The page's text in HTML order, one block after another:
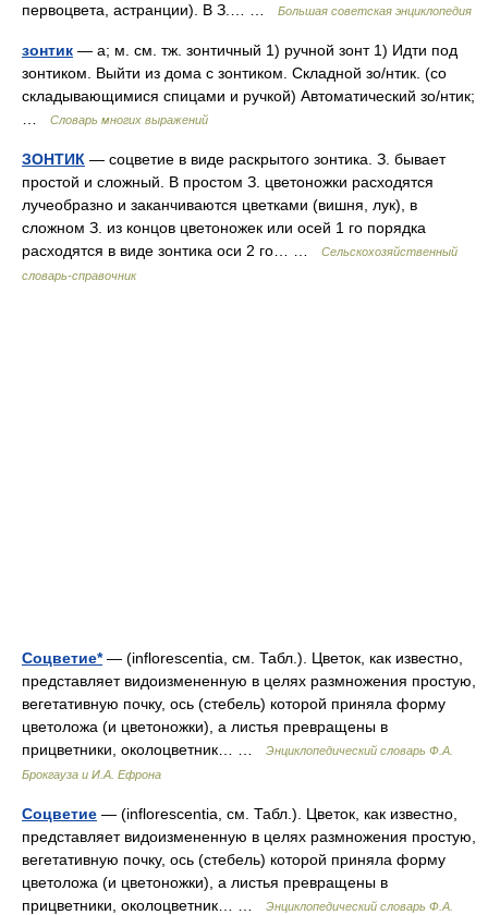
первоцвета, астранции). В З.… …
Большая советская энциклопедия
зонтик — а; м. см. тж. зонтичный 1) ручной зонт 1) Идти под
зонтиком. Выйти из дома с зонтиком. Складной зо/нтик. (со
складывающимися спицами и ручкой) Автоматический зо/нтик;
Словарь многих выражений
ЗОНТИК — соцветие в виде раскрытого зонтика. З. бывает
простой и сложный. В простом З. цветоножки расходятся
лучеобразно и заканчиваются цветками (вишня, лук), в
сложном З. из концов цветоножек или осей 1 го порядка
расходятся в виде зонтика оси 2 го… …
Сельскохозяйственный
словарь-справочник
Соцветие*— (inflorescentia, см. Табл.). Цветок, как известно,
представляет видоизмененную в целях размножения простую,
вегетативную почку, ось (стебель) которой приняла форму
цветоложа (и цветоножки), а листья превращены в
прицветники, околоцветник… …
Энциклопедический словарь Ф.А.
Брокгауза и И.А. Ефрона
Соцветие — (inflorescentia, см. Табл.). Цветок, как известно,
представляет видоизмененную в целях размножения простую,
вегетативную почку, ось (стебель) которой приняла форму
цветоложа (и цветоножки), а листья превращены в
прицветники, околоцветник… …
Энциклопедический словарь Ф.А.